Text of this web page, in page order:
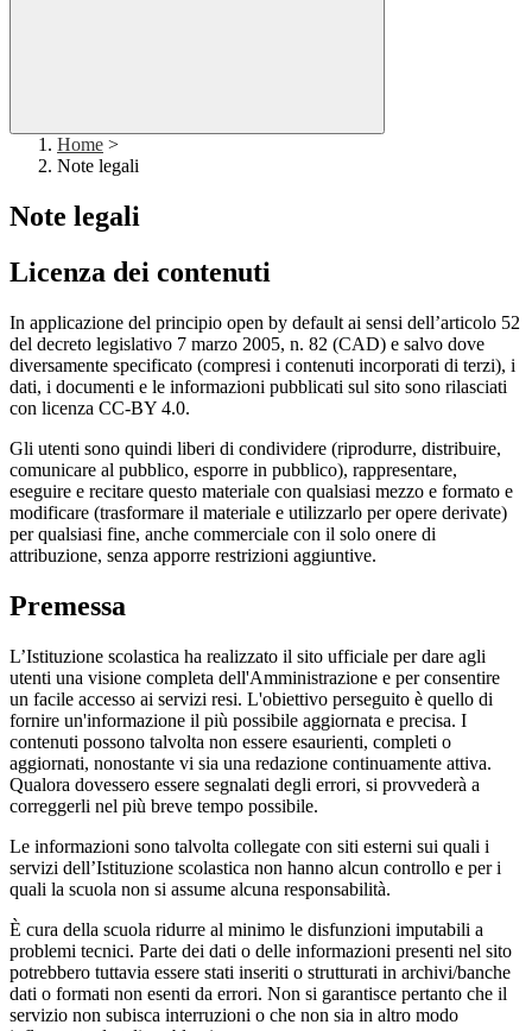
Home >
Note legali
Note legali
Licenza dei contenuti
In applicazione del principio open by default ai sensi dell’articolo 52
del decreto legislativo 7 marzo 2005, n. 82 (CAD) e salvo dove
diversamente specificato (compresi i contenuti incorporati di terzi), i
dati, i documenti e le informazioni pubblicati sul sito sono rilasciati
con licenza CC-BY 4.0.
Gli utenti sono quindi liberi di condividere (riprodurre, distribuire,
comunicare al pubblico, esporre in pubblico), rappresentare,
eseguire e recitare questo materiale con qualsiasi mezzo e formato e
modificare (trasformare il materiale e utilizzarlo per opere derivate)
per qualsiasi fine, anche commerciale con il solo onere di
attribuzione, senza apporre restrizioni aggiuntive.
Premessa
L’Istituzione scolastica ha realizzato il sito ufficiale per dare agli
utenti una visione completa dell'Amministrazione e per consentire
un facile accesso ai servizi resi. L'obiettivo perseguito è quello di
fornire un'informazione il più possibile aggiornata e precisa. I
contenuti possono talvolta non essere esaurienti, completi o
aggiornati, nonostante vi sia una redazione continuamente attiva.
Qualora dovessero essere segnalati degli errori, si provvederà a
correggerli nel più breve tempo possibile.
Le informazioni sono talvolta collegate con siti esterni sui quali i
servizi dell’Istituzione scolastica non hanno alcun controllo e per i
quali la scuola non si assume alcuna responsabilità.
È cura della scuola ridurre al minimo le disfunzioni imputabili a
problemi tecnici. Parte dei dati o delle informazioni presenti nel sito
potrebbero tuttavia essere stati inseriti o strutturati in archivi/banche
dati o formati non esenti da errori. Non si garantisce pertanto che il
servizio non subisca interruzioni o che non sia in altro modo